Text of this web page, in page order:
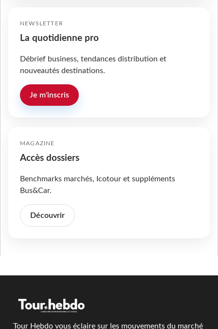
NEWSLETTER
La quotidienne pro
Débrief business, tendances distribution et
nouveautés destinations.
Je m'inscris
MAGAZINE
Accès dossiers
Benchmarks marchés, Icotour et suppléments
Bus&Car.
Découvrir
Tour Hebdo vous éclaire sur les mouvements du marché